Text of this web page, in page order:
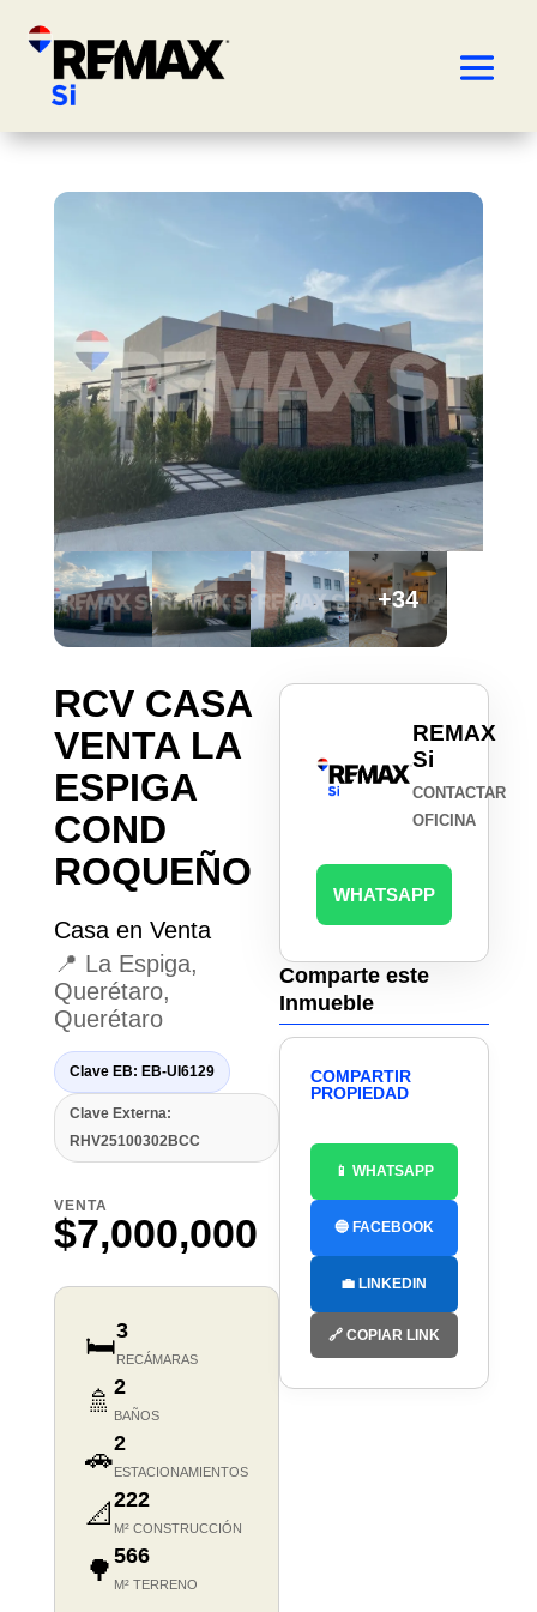
+34
RCV CASA
VENTA LA
ESPIGA
COND
ROQUEÑO
Casa en Venta
📍 La Espiga,
Querétaro,
Querétaro
Clave EB: EB-UI6129
Clave Externa:
RHV25100302BCC
VENTA
$7,000,000
🛏️3
RECÁMARAS
🚿 2
BAÑOS
🚗2
ESTACIONAMIENTOS
📐 222
M² CONSTRUCCIÓN
🌳 566
M² TERRENO
REMAX
Si
CONTACTAR
OFICINA
WHATSAPP
Comparte este
Inmueble
COMPARTIR
PROPIEDAD
📱 WHATSAPP
🔵 FACEBOOK
💼 LINKEDIN
🔗 COPIAR LINK